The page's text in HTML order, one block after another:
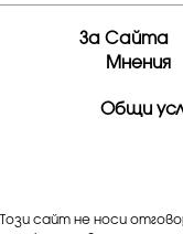
За Сайта
Мнения
Общи
Този сайт не носи